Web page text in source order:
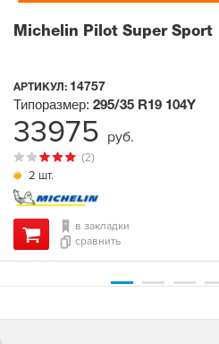
Michelin Pilot Super Sport
АРТИКУЛ: 14757
2 шт.
(2)
Типоразмер: 295/35 R19 104Y
в закладки
сравнить
33975 руб.